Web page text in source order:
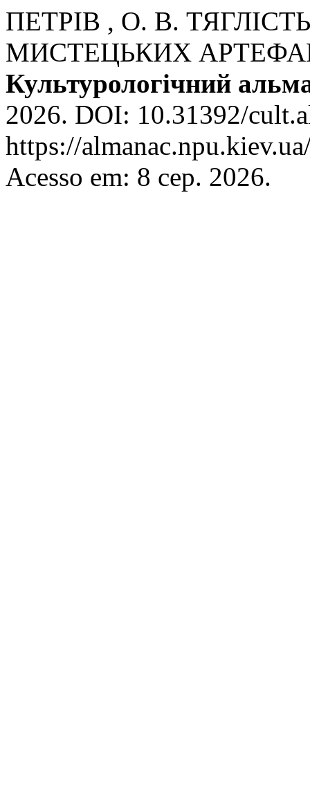
ПЕТРІВ , О. В.
МИСТЕЦЬКИХ
Культурологічний
2026. DOI: 10.31392/
https://
Acesso em: 8 сер. 2026.